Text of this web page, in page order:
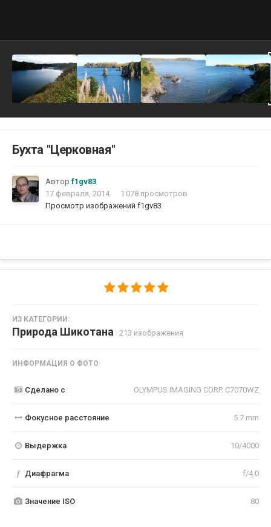
Бухта "Церковная"
Автор f1gv83
17 февраля, 2014
1 078 просмотров
Просмотр изображений f1gv83
ИЗ КАТЕГОРИИ:
Природа Шикотана · 213 изображения
ИНФОРМАЦИЯ О ФОТО
Сделано с OLYMPUS IMAGING CORP. C7070WZ
Фокусное расстояние 5.7 mm
Выдержка 10/4000
f Диафрагма f/4.0
Значение ISO 80